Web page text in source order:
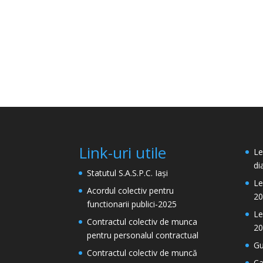
Link-uri utile
Statutul S.A.S.P.C. Iași
Acordul colectiv pentru
functionarii publici-2025
Contractul colectiv de munca
pentru personalul contractual
Contractul colectiv de muncă